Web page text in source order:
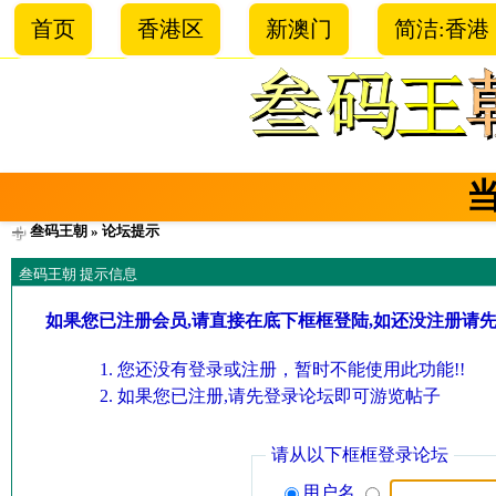
首页 香港区 新澳门 简洁:香港
叁码王朝 » 论坛提示
叁码王朝 提示信息
如果您已注册会员,请直接在底下框框登陆,如还没注册请
您还没有登录或注册，暂时不能使用此功能!!
如果您已注册,请先登录论坛即可游览帖子
请从以下框框登录论坛
用户名